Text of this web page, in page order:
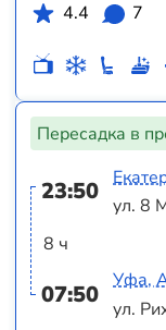
4.4
7
Пересадка в
23:50
8 ч
07:50
ул. 8
Уфа,
ул.